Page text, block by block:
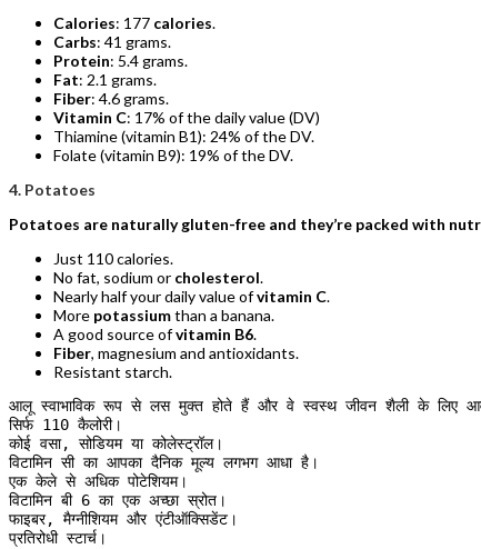
Calories: 177 calories.
Carbs: 41 grams.
Protein: 5.4 grams.
Fat: 2.1 grams.
Fiber: 4.6 grams.
Vitamin C: 17% of the daily value (DV)
Thiamine (vitamin B1): 24% of the DV.
Folate (vitamin B9): 19% of the DV.
4. Potatoes
Potatoes are naturally gluten-free and they’re packed with
Just 110 calories.
No fat, sodium or cholesterol.
Nearly half your daily value ofvitamin C.
More potassiumthan a banana.
A good source ofvitamin B6.
Fiber, magnesium and antioxidants.
Resistant starch.
आलू स्वाभाविक रूप से लस मुक्त होते हैं और वे स्वस्थ जीवन शैली के लिए
सिर्फ 110 कैलोरी।
कोई वसा, सोडियम या कोलेस्ट्रॉल।
विटामिन सी का आपका दैनिक मूल्य लगभग आधा है।
एक केले से अधिक पोटेशियम।
विटामिन बी 6 का एक अच्छा स्रोत।
फाइबर, मैग्नीशियम और एंटीऑक्सिडेंट।
प्रतिरोधी स्टार्च।